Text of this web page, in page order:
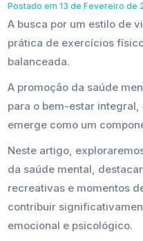
Postado em 13 de Fevereiro de
A busca por um estilo de
prática de exercícios
balanceada.
A promoção da saúde
para o bem-estar
emerge como um
Neste artigo,
da saúde mental,
recreativas e momentos
contribuir
emocional e psicológico.